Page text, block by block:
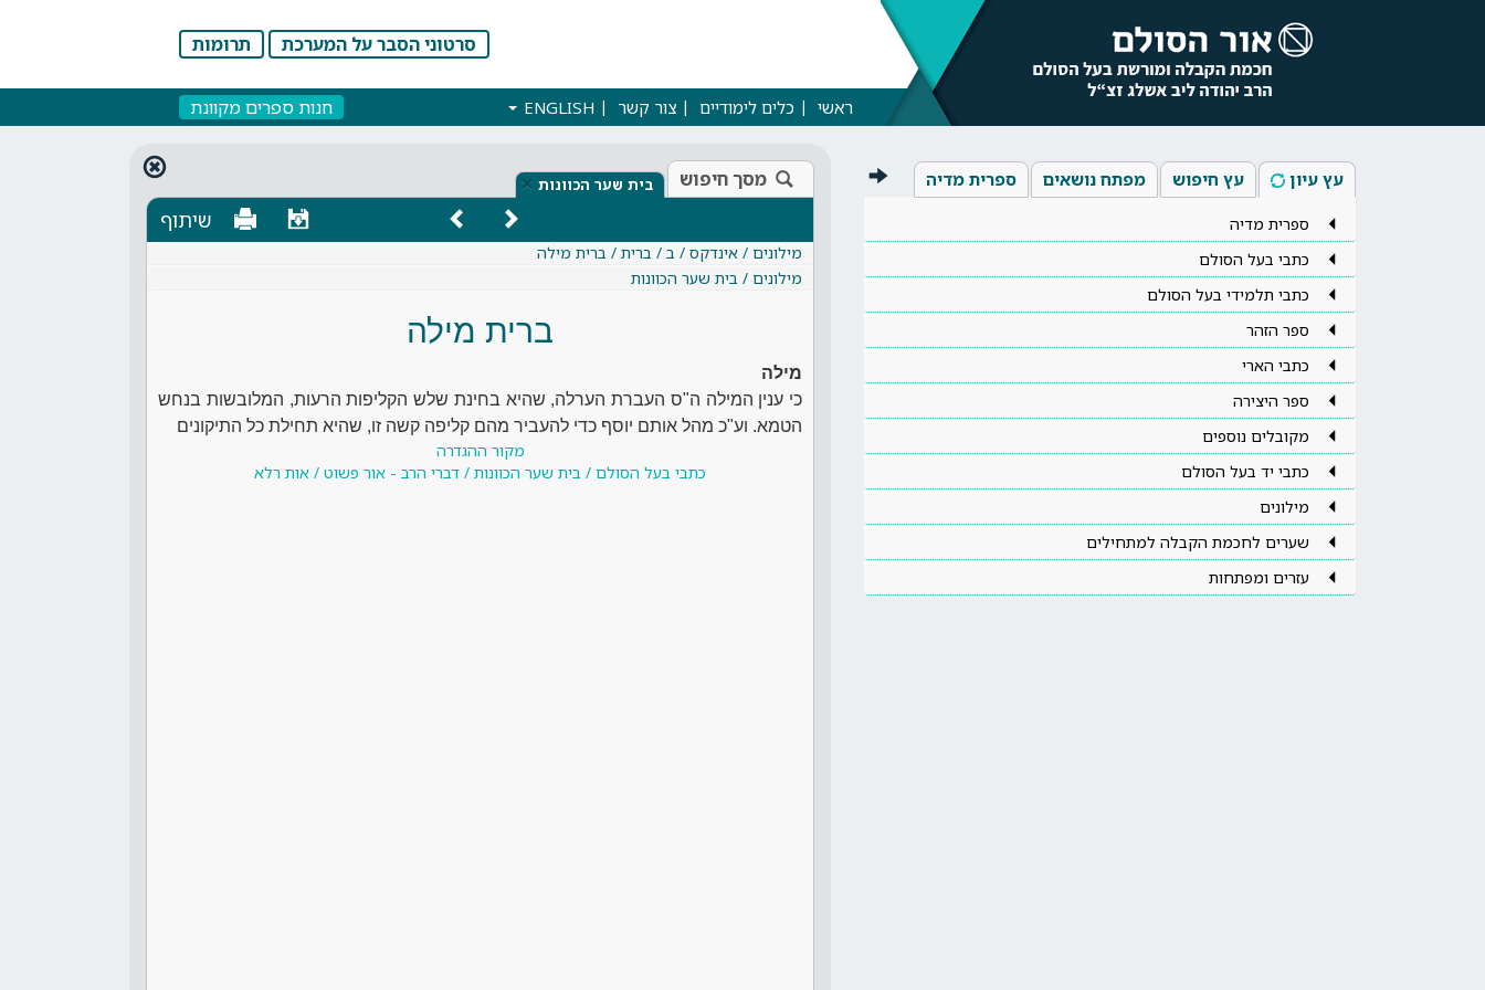
סרטוני הסבר על המערכת תרומות
ראשי כלים לימודיים צור קשר ENGLISH חנות ספרים מקוונת
עץ עיון עץ חיפוש מפתח נושאים ספרית מדיה
ספרית מדיה
כתבי בעל הסולם
כתבי תלמידי בעל הסולם
ספר הזהר
כתבי הארי
ספר היצירה
מקובלים נוספים
כתבי יד בעל הסולם
מילונים
שערים לחכמת הקבלה למתחילים
עזרים ומפתחות
מסך חיפוש בית שער הכוונות ×
שיתוף
מילונים / אינדקס / ב / ברית / ברית מילה
מילונים / בית שער הכוונות
ברית מילה
מילה
כי ענין המילה ה"ס העברת הערלה, שהיא בחינת שלש הקליפות הרעות, המלובשות בנחש
הטמא. וע"כ מהל אותם יוסף כדי להעביר מהם קליפה קשה זו, שהיא תחילת כל התיקונים
מקור ההגדרה
כתבי בעל הסולם / בית שער הכוונות / דברי הרב - אור פשוט / אות רלא